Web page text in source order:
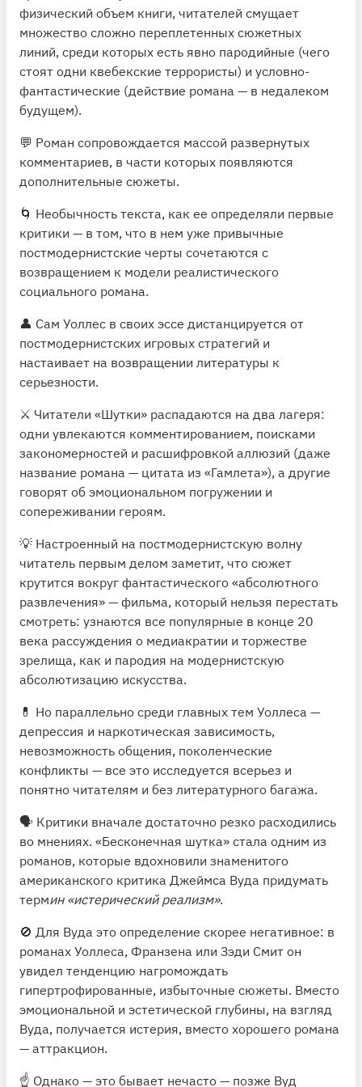
физический объем книги, читателей смущает
множество сложно переплетенных сюжетных
линий, среди которых есть явно пародийные (чего
стоят одни квебекские террористы) и условно-
фантастические (действие романа — в недалеком
будущем).
💬 Роман сопровождается массой развернутых
комментариев, в части которых появляются
дополнительные сюжеты.
🌀 Необычность текста, как ее определяли первые
критики — в том, что в нем уже привычные
постмодернистские черты сочетаются с
возвращением к модели реалистического
социального романа.
👤 Сам Уоллес в своих эссе дистанцируется от
постмодернистских игровых стратегий и
настаивает на возвращении литературы к
серьезности.
⚔️ Читатели «Шутки» распадаются на два лагеря:
одни увлекаются комментированием, поисками
закономерностей и расшифровкой аллюзий (даже
название романа — цитата из «Гамлета»), а другие
говорят об эмоциональном погружении и
сопереживании героям.
💡 Настроенный на постмодернистскую волну
читатель первым делом заметит, что сюжет
крутится вокруг фантастического «абсолютного
развлечения» — фильма, который нельзя перестать
смотреть: узнаются все популярные в конце 20
века рассуждения о медиакратии и торжестве
зрелища, как и пародия на модернистскую
абсолютизацию искусства.
💊 Но параллельно среди главных тем Уоллеса —
депрессия и наркотическая зависимость,
невозможность общения, поколенческие
конфликты — все это исследуется всерьез и
понятно читателям и без литературного багажа.
🗣 Критики вначале достаточно резко расходились
во мнениях. «Бесконечная шутка» стала одним из
романов, которые вдохновили знаменитого
американского критика Джеймса Вуда придумать
термин «истерический реализм».
🚫 Для Вуда это определение скорее негативное: в
романах Уоллеса, Франзена или Зэди Смит он
увидел тенденцию нагромождать
гипертрофированные, избыточные сюжеты. Вместо
эмоциональной и эстетической глубины, на взгляд
Вуда, получается истерия, вместо хорошего романа
— аттракцион.
☝️ Однако — это бывает нечасто — позже Вуд